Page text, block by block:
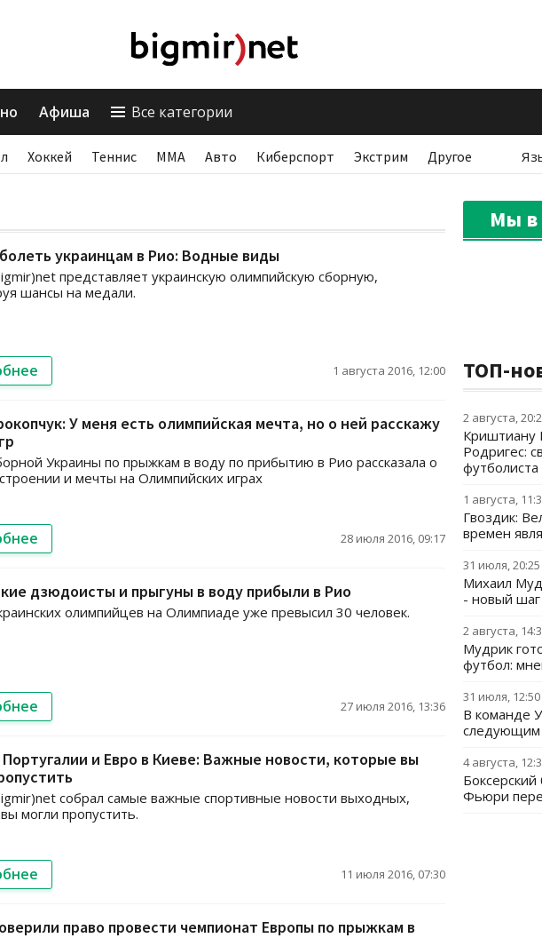
Афиша Все категории
Хоккей Теннис ММА Авто Киберспорт Экстрим Другое
украинцам в Рио: Водные виды
представляет украинскую олимпийскую сборную,
шансы на медали.
1 августа 2016, 12:00
У меня есть олимпийская мечта, но о ней расскажу
Украины по прыжкам в воду по прибытию в Рио рассказала о
и мечты на Олимпийских играх
28 июля 2016, 09:17
дзюдоисты и прыгуны в воду прибыли в Рио
олимпийцев на Олимпиаде уже превысил 30 человек.
27 июля 2016, 13:36
и Евро в Киеве: Важные новости, которые вы
собрал самые важные спортивные новости выходных,
могли пропустить.
11 июля 2016, 07:30
право провести чемпионат Европы по прыжкам в
Мы в
ТОП-
2 августа,
Криштиану
Родригес:
футболиста
1 августа,
Гвоздик:
времен
31 июля, 20:25
Михаил
- новый
2 августа,
Мудрик
футбол:
31 июля, 12:50
В команде
следующим
4 августа,
Фьюри